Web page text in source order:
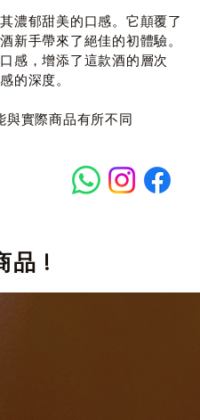
濃郁甜美的口感。它顛覆了
新手帶來了絕佳的初體驗。
感，增添了這款酒的層次
的深度。
實際商品有所不同
品 !